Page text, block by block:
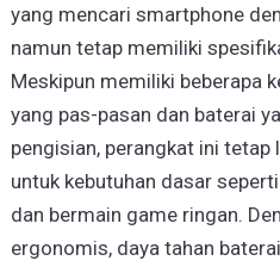
yang mencari smartphone
namun tetap memiliki
Meskipun memiliki beberapa
yang pas-pasan dan baterai
pengisian, perangkat ini tetap
untuk kebutuhan dasar
dan bermain game ringan.
ergonomis, daya tahan